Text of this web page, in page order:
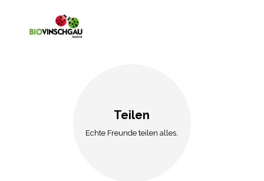
Teilen
Echte Freunde teilen alles.